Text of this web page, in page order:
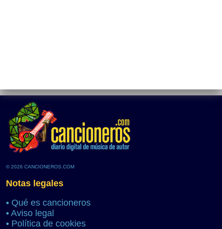
© 2026 CANCIONEROS.COM
Notas legales
• Qué es cancioneros
• Aviso legal
• Política de cookies